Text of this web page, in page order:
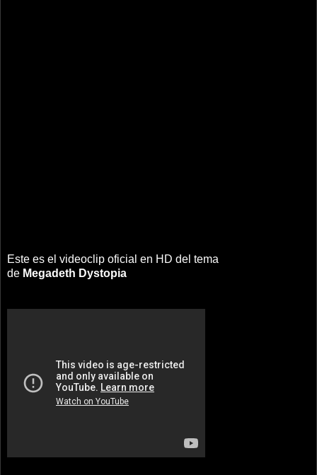
Este es el videoclip oficial en HD del tema
de Megadeth Dystopia